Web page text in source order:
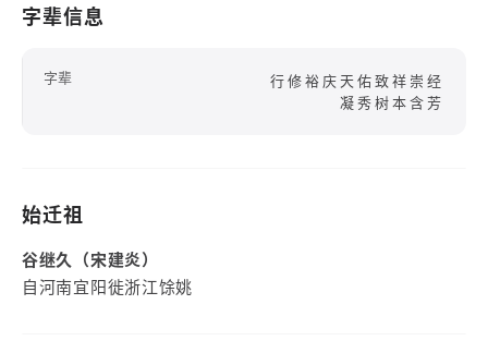
字辈信息
字辈
行修裕庆天佑致祥崇经
凝秀树本含芳
始迁祖
谷继久（宋建炎）
自河南宜阳徙浙江馀姚